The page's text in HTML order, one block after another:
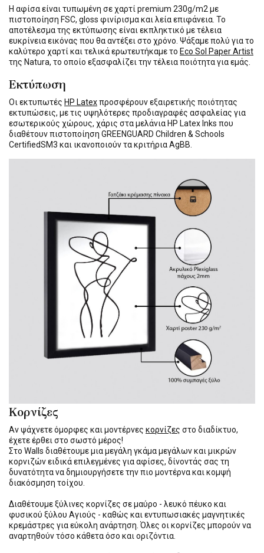
Η αφίσα είναι τυπωμένη σε χαρτί premium 230g/m2 με
πιστοποίηση FSC, gloss φινίρισμα και λεία επιφάνεια. Το
αποτέλεσμα της εκτύπωσης είναι εκπληκτικό με τέλεια
ευκρίνεια εικόνας που θα αντέξει στο χρόνο. Ψάξαμε πολύ για το
καλύτερο χαρτί και τελικά ερωτευτήκαμε το Eco Sol Paper Artist
της Natura, το οποίο εξασφαλίζει την τέλεια ποιότητα για εμάς.
Εκτύπωση
Οι εκτυπωτές HP Latexπροσφέρουν εξαιρετικής ποιότητας
εκτυπώσεις, με τις υψηλότερες προδιαγραφές ασφαλείας για
εσωτερικούς χώρους, χάρις στα μελάνια HP Latex Inks που
διαθέτουν πιστοποίηση GREENGUARD Children & Schools
CertifiedSM3 και ικανοποιούν τα κριτήρια AgBB.
Κορνίζες
Αν ψάχνετε όμορφες και μοντέρνες κορνίζες στο διαδίκτυο,
έχετε έρθει στο σωστό μέρος!
Στο Walls διαθέτουμε μια μεγάλη γκάμα μεγάλων και μικρών
κορνιζών ειδικά επιλεγμένες για αφίσες, δίνοντάς σας τη
δυνατότητα να δημιουργήσετε την πιο μοντέρνα και κομψή
διακόσμηση τοίχου.
Διαθέτουμε ξύλινες κορνίζες σε μαύρο - λευκό πέυκο και
φυσικού ξύλου Αγιούς - καθώς και εντυπωσιακές μαγνητικές
κρεμάστρες για εύκολη ανάρτηση. Όλες οι κορνίζες μπορούν να
αναρτηθούν τόσο κάθετα όσο και οριζόντια.